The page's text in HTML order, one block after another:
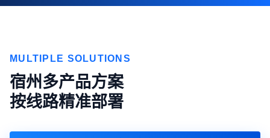
MULTIPLE SOLUTIONS
宿州多产品方案
按线路精准部署